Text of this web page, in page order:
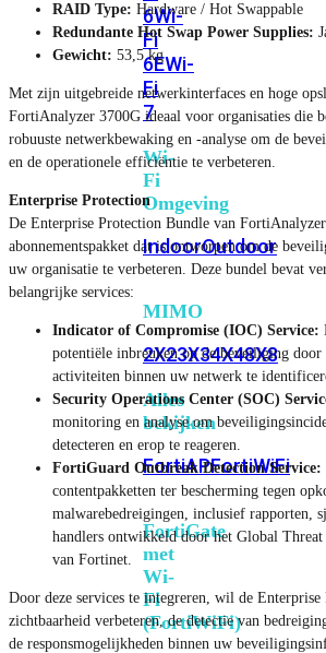
6Wi-
Fi
6EWi-
Fi
7
Wi-
Fi
Omgeving
IndoorOutdoor
MIMO
2X23X34X48X8
Alles
bekijken
FortiAPFortiWiFi
FortiGate
met
Wi-
Fi
(FortiWiFi)
RAID Type: Hardware / Hot Swappable
Redundante Hot Swap Power Supplies:
Gewicht: 53,5 kg
Met zijn uitgebreide netwerkinterfaces en hoge
FortiAnalyzer 3700G ideaal voor organisaties die
robuuste netwerkbewaking en -analyse om de
en de operationele efficiëntie te verbeteren.
Enterprise Protection
De Enterprise Protection Bundle van
abonnementspakket dat is ontworpen om de
uw organisatie te verbeteren. Deze bundel bevat
belangrijke services:
Indicator of Compromise (IOC) Service:
potentiële inbreuken op de beveiliging door
activiteiten binnen uw netwerk te
Security Operations Center (SOC)
monitoring en analyse om
detecteren en erop te reageren.
FortiGuard Outbreak Detection Service:
contentpakketten ter bescherming tegen
malwarebedreigingen, inclusief rapporten,
handlers ontwikkeld door het Global
van Fortinet.
Door deze services te integreren, wil de
zichtbaarheid verbeteren, de detectie van
de responsmogelijkheden binnen uw